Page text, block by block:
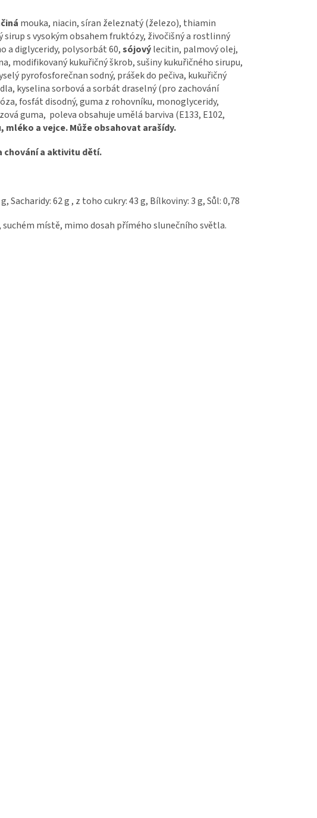
mouka, niacin, síran železnatý (železo), thiamin
sirup s vysokým obsahem fruktózy, živočišný a rostlinný
a diglyceridy, polysorbát 60,sójovýlecitin, palmový olej,
modifikovaný kukuřičný škrob, sušiny kukuřičného sirupu,
pyrofosforečnan sodný, prášek do pečiva, kukuřičný
kyselina sorbová a sorbát draselný (pro zachování
fosfát disodný, guma z rohovníku, monoglyceridy,
guma, poleva obsahuje umělá barviva (E133, E102,
mléko a vejce. Může obsahovat arašídy.
chování a aktivitu dětí.
Sacharidy: 62 g , z toho cukry: 43 g, Bílkoviny: 3 g, Sůl: 0,78
místě, mimo dosah přímého slunečního světla.